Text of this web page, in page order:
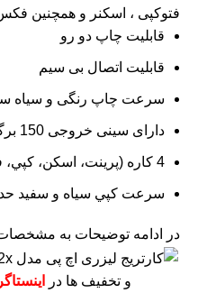
فتوکپی ، اسکنر و همچنین
قابلیت چاپ دو رو
قابلیت اتصال بی سیم
سرعت چاپ رنگی و سیاه سفید تا 19 برگ
دارای سینی خروجی 150 برگی
4 کاره (پرينت، اسکن، کپي، فکس)
سرعت کپي سياه و سفيد حداکثر 19 کپی در
در ادامه توضیحات به مشخصات
و تخفیف ها در